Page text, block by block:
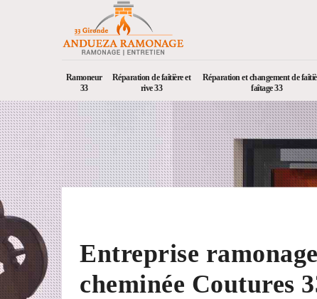
Ramoneur
33
Réparation de faîtière et
rive 33
Réparation et changement de
faîtage 33
Entreprise
cheminée Coutures